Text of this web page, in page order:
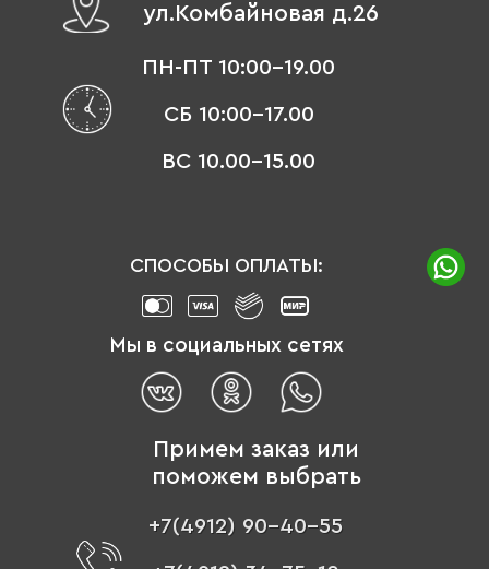
ул.Комбайновая д.26
ПН-ПТ 10:00-19.00
СБ 10:00-17.00
ВС 10.00-15.00
СПОСОБЫ ОПЛАТЫ:
Мы в социальных сетях
Примем заказ или
поможем выбрать
+7(4912) 90-40-55